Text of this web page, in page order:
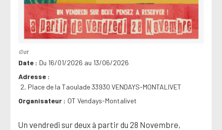
©ot
Date
Du 16/01/2026 au 13/06/2026
Adresse
2, Place de la Taoulade 33930 VENDAYS-MONTALIVET
Organisateur
OT Vendays-Montalivet
Un vendredi sur deux à partir du 28 Novembre,